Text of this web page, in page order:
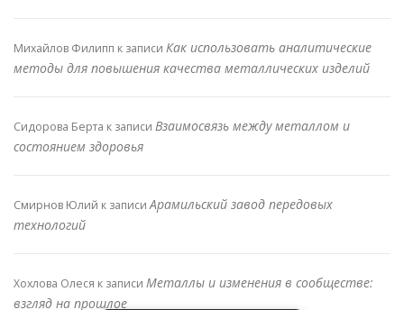
Михайлов Филипп к записи Как использовать аналитические
методы для повышения качества металлических изделий
Сидорова Берта к записи Взаимосвязь между металлом и
состоянием здоровья
Смирнов Юлий к записиАрамильский завод передовых
технологий
Хохлова Олеся к записи Металлы и изменения в сообществе:
взгляд на прошлое